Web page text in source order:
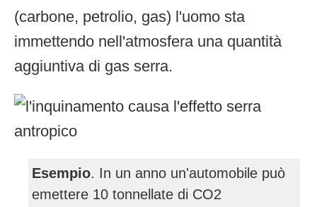
(carbone, petrolio, gas) l'uomo sta
immettendo nell'atmosfera una quantità
aggiuntiva di gas serra.
Esempio. In un anno un'automobile può
emettere 10 tonnellate di CO2